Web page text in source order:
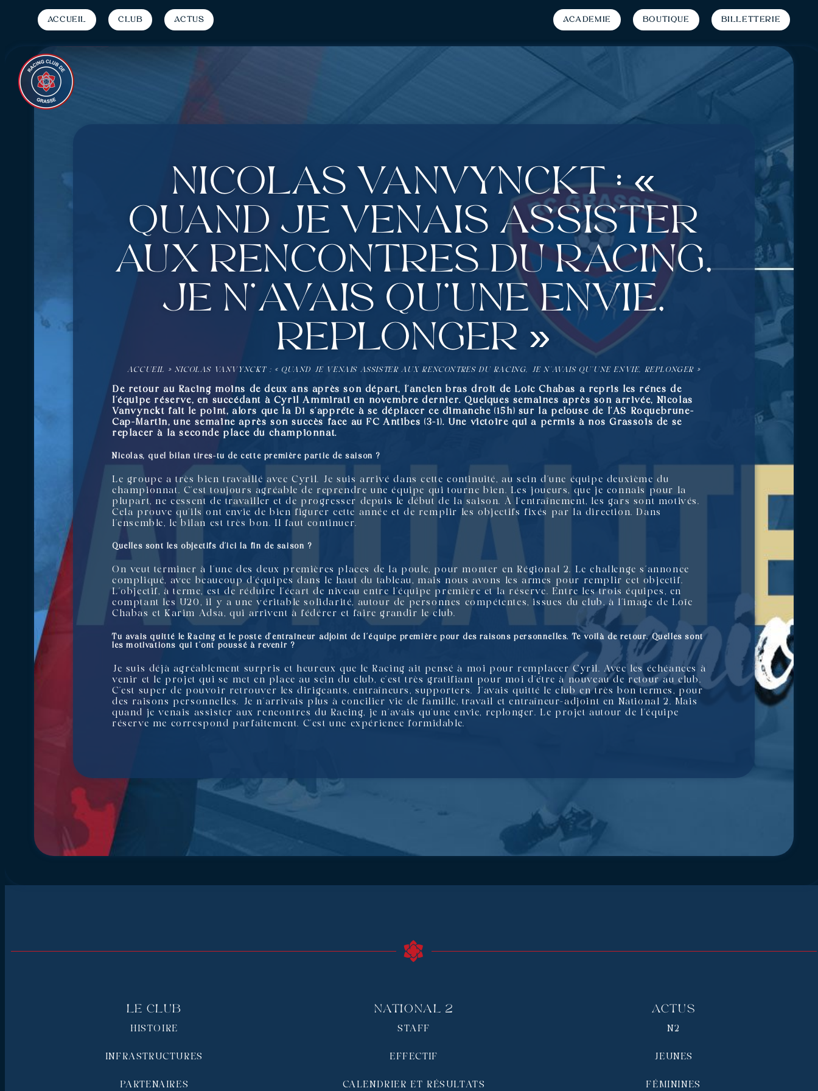
Accueil Club Actus Académie Boutique Billetterie
Nicolas Vanvynckt : «
Quand je venais assister
aux rencontres du Racing,
je n’avais qu’une envie,
replonger »
ACCUEIL » NICOLAS VANVYNCKT : « QUAND JE VENAIS ASSISTER AUX RENCONTRES DU RACING, JE N’AVAIS QU’UNE ENVIE, REPLONGER »
De retour au Racing moins de deux ans après son départ, l’ancien bras droit de Loïc Chabas a repris les rênes de
l’équipe réserve, en succédant à Cyril Ammirati en novembre dernier. Quelques semaines après son arrivée, Nicolas
Vanvynckt fait le point, alors que la D1 s’apprête à se déplacer ce dimanche (15h) sur la pelouse de l’AS Roquebrune-
Cap-Martin, une semaine après son succès face au FC Antibes (3-1). Une victoire qui a permis à nos Grassois de se
replacer à la seconde place du championnat.
Nicolas, quel bilan tires-tu de cette première partie de saison ?
Le groupe a très bien travaillé avec Cyril. Je suis arrivé dans cette continuité, au sein d’une équipe deuxième du
championnat. C’est toujours agréable de reprendre une équipe qui tourne bien. Les joueurs, que je connais pour la
plupart, ne cessent de travailler et de progresser depuis le début de la saison. À l’entraînement, les gars sont motivés.
Cela prouve qu’ils ont envie de bien figurer cette année et de remplir les objectifs fixés par la direction. Dans
l’ensemble, le bilan est très bon. Il faut continuer.
Quelles sont les objectifs d’ici la fin de saison ?
On veut terminer à l’une des deux premières places de la poule, pour monter en Régional 2. Le challenge s’annonce
compliqué, avec beaucoup d’équipes dans le haut du tableau, mais nous avons les armes pour remplir cet objectif.
L’objectif, à terme, est de réduire l’écart de niveau entre l’équipe première et la réserve. Entre les trois équipes, en
comptant les U20, il y a une véritable solidarité, autour de personnes compétentes, issues du club, à l’image de Loïc
Chabas et Karim Adsa, qui arrivent à fédérer et faire grandir le club.
Tu avais quitté le Racing et le poste d’entraîneur adjoint de l’équipe première pour des raisons personnelles. Te voilà de retour. Quelles sont
les motivations qui t’ont poussé à revenir ?
Je suis déjà agréablement surpris et heureux que le Racing ait pensé à moi pour remplacer Cyril. Avec les échéances à
venir et le projet qui se met en place au sein du club, c’est très gratifiant pour moi d’être à nouveau de retour au club.
C’est super de pouvoir retrouver les dirigeants, entraîneurs, supporters. J’avais quitté le club en très bon termes, pour
des raisons personnelles. Je n’arrivais plus à concilier vie de famille, travail et entraîneur-adjoint en National 2. Mais
quand je venais assister aux rencontres du Racing, je n’avais qu’une envie, replonger. Le projet autour de l’équipe
réserve me correspond parfaitement. C’est une expérience formidable.
Le Club
HISTOIRE
INFRASTRUCTURES
PARTENAIRES
National 2
STAFF
EFFECTIF
CALENDRIER ET RÉSULTATS
Actus
N2
JEUNES
FÉMININES